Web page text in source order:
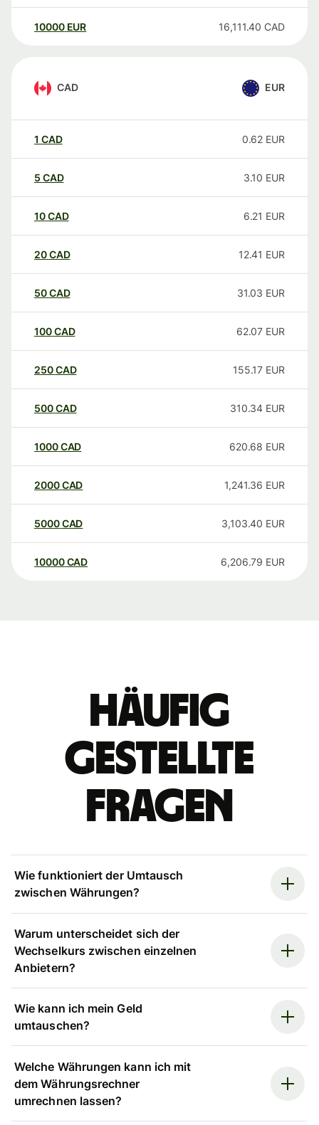
10000 EUR 16,111.40 CAD
CAD EUR
1 CAD 0.62 EUR
5 CAD 3.10 EUR
10CAD 6.21 EUR
20CAD 12.41 EUR
50CAD 31.03 EUR
100CAD 62.07 EUR
250CAD 155.17 EUR
500CAD 310.34 EUR
1000CAD 620.68 EUR
2000CAD 1,241.36 EUR
5000CAD 3,103.40 EUR
10000 CAD 6,206.79 EUR
Häufig
gestellte
Fragen
Wie funktioniert der Umtausch
zwischen Währungen?
Warum unterscheidet sich der
Wechselkurs zwischen einzelnen
Anbietern?
Wie kann ich mein Geld
umtauschen?
Welche Währungen kann ich mit
dem Währungsrechner
umrechnen lassen?